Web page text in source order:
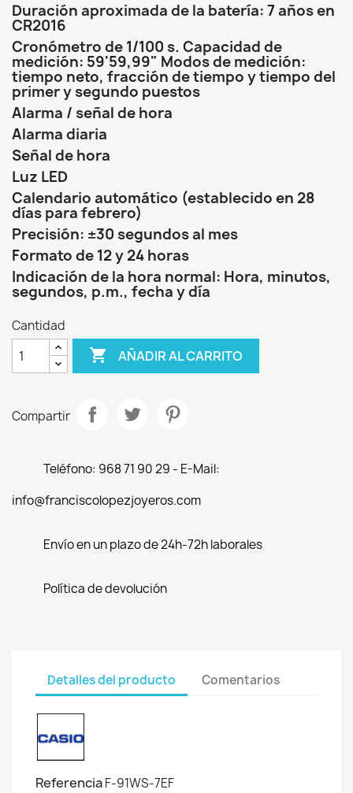
Duración aproximada de la batería: 7 años en
CR2016
Cronómetro de 1/100 s. Capacidad de
medición: 59'59,99" Modos de medición:
tiempo neto, fracción de tiempo y tiempo del
primer y segundo puestos
Alarma / señal de hora
Alarma diaria
Señal de hora
Luz LED
Calendario automático (establecido en 28
días para febrero)
Precisión: ±30 segundos al mes
Formato de 12 y 24 horas
Indicación de la hora normal: Hora, minutos,
segundos, p.m., fecha y día
Cantidad
 AÑADIR AL CARRITO
Compartir
Teléfono: 968 71 90 29 - E-Mail:
info@franciscolopezjoyeros.com
Envío en un plazo de 24h-72h laborales
Política de devolución
Detalles del producto Comentarios
ReferenciaF-91WS-7EF